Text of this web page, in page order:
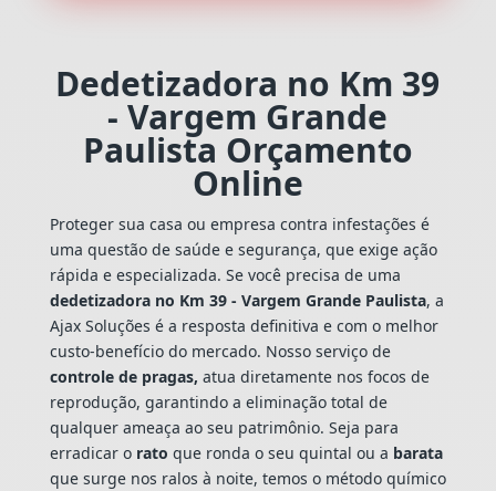
Dedetizadora no Km 39
- Vargem Grande
Paulista Orçamento
Online
Proteger sua casa ou empresa contra infestações é
uma questão de saúde e segurança, que exige ação
rápida e especializada. Se você precisa de uma
dedetizadora no Km 39 - Vargem Grande Paulista, a
Ajax Soluções é a resposta definitiva e com o melhor
custo-benefício do mercado. Nosso serviço de
controle de pragas, atua diretamente nos focos de
reprodução, garantindo a eliminação total de
qualquer ameaça ao seu patrimônio. Seja para
erradicar o rato que ronda o seu quintal ou a barata
que surge nos ralos à noite, temos o método químico